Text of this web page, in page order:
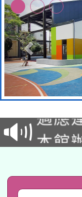
本校
招)
本館
礎課
A3數